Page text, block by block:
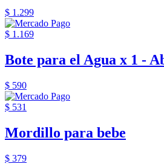
$ 1.299
$ 1.169
Bote para el Agua x 1 -
$ 590
$ 531
Mordillo para bebe
$ 379